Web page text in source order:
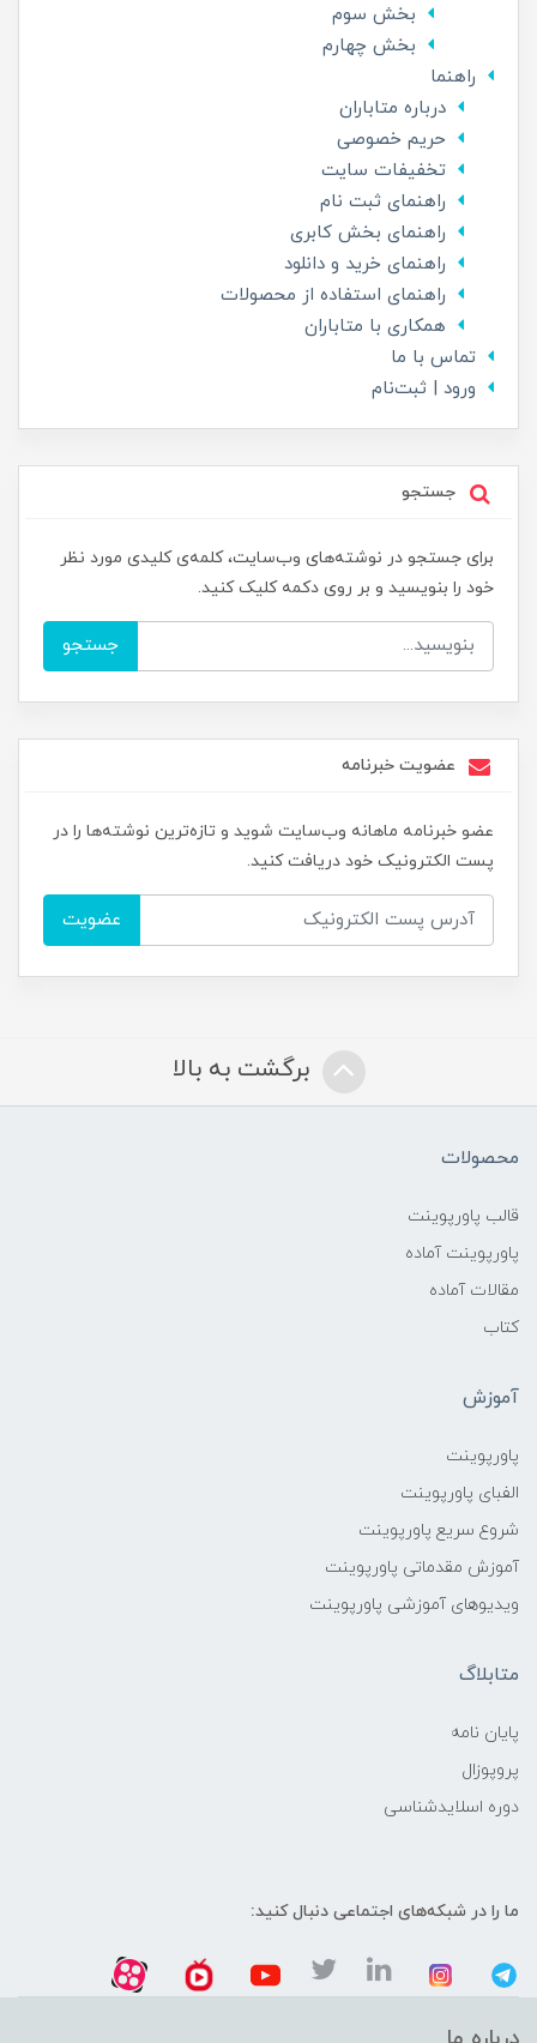
بخش سوم
بخش چهارم
راهنما
درباره متاباران
حریم خصوصی
تخفیفات سایت
راهنمای ثبت نام
راهنمای بخش کابری
راهنمای خرید و دانلود
راهنمای استفاده از محصولات
همکاری با متاباران
تماس با ما
ورود | ثبت‌نام
جستجو
برای جستجو در نوشته‌های وب‌سایت، کلمه‌ی کلیدی مورد نظر
خود را بنویسید و بر روی دکمه کلیک کنید.
جستجو
عضویت خبرنامه
عضو خبرنامه ماهانه وب‌سایت شوید و تازه‌ترین نوشته‌ها را در
پست الکترونیک خود دریافت کنید.
عضویت
برگشت به بالا
محصولات
قالب پاورپوینت
پاورپوینت آماده
مقالات آماده
کتاب
آموزش
پاورپوینت
الفبای پاورپوینت
شروع سریع پاورپوینت
آموزش مقدماتی پاورپوینت
ویدیوهای آموزشی پاورپوینت
متابلاگ
پایان نامه
پروپوزال
دوره اسلایدشناسی
ما را در شبکه‌های اجتماعی دنبال کنید: